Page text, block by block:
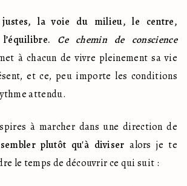
la voie du milieu, le centre,
Ce chemin de conscience
à chacun de vivre pleinement sa vie
et ce, peu importe les conditions
attendu.
plutôt qu'à diviser alors je te
le temps de découvrir ce qui suit :